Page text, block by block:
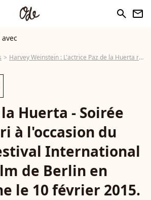
search newsletter
Harvey Weinstein : L'actrice Paz de la Huerta révèle avoir été violée deux fois
Huerta - Soirée
à l'occasion du
International
de Berlin en
le 10 février 2015.